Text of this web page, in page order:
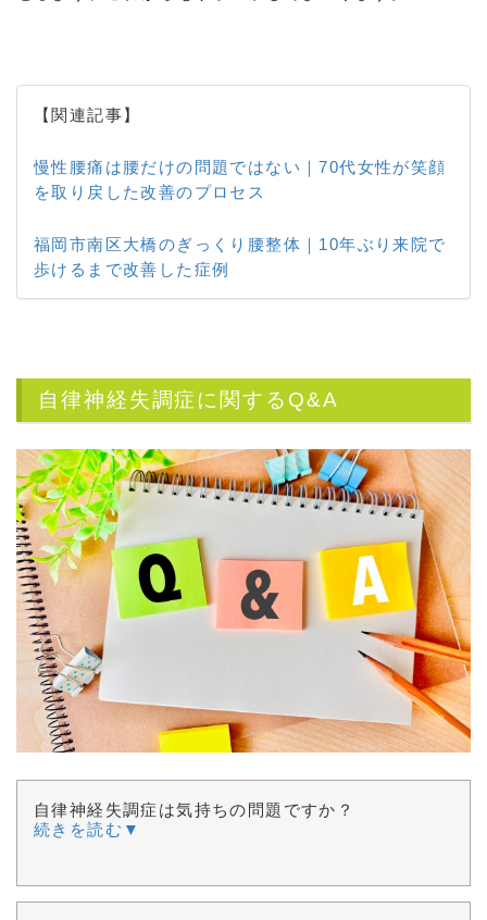
【関連記事】
慢性腰痛は腰だけの問題ではない｜70代女性が笑顔
を取り戻した改善のプロセス
福岡市南区大橋のぎっくり腰整体｜10年ぶり来院で
歩けるまで改善した症例
自律神経失調症に関するQ&A
自律神経失調症は気持ちの問題ですか？
続きを読む▼